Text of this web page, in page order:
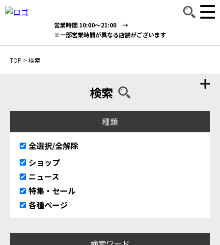
営業時間 10:00～21:00 →
※一部営業時間が異なる店舗がございます
TOP > 検索
検索
種類
全選択/全解除
ショップ
ニュース
特集・セール
各種ページ